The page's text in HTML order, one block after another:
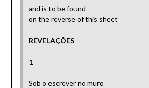
and is to be found
on the reverse of this sheet
REVELAÇÕES
1
Sob o escrever no muro